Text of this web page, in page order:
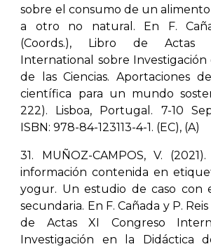
sobre el consumo de un
a otro no natural. En F.
(Coords.), Libro de Actas
International sobre Investigación
de las Ciencias. Aportaciones
científica para un mundo
222). Lisboa, Portugal. 7-10
ISBN: 978-84-123113-4-1. (EC), (A)
31. MUÑOZ-CAMPOS, V.
información contenida en
yogur. Un estudio de caso con
secundaria. En F. Cañada y P.
de Actas XI Congreso
Investigación en la Didáctica